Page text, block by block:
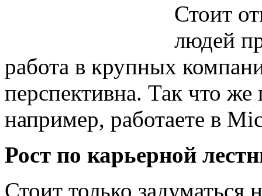
Стоит
людей
работа в крупных
перспективна. Так что
например, работаете в
Рост по карьерной
Стоит только задуматься